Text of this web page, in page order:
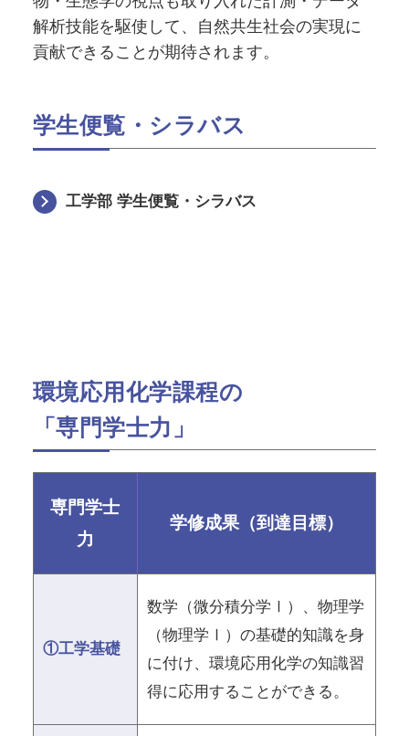
解析技能を駆使して、自然共生社会の実現に
貢献できることが期待されます。
学生便覧・シラバス
工学部 学生便覧・シラバス
環境応用化学課程の
「専門学士力」
専門学士
力
学修成果（到達目標）
①工学基礎
数学（微分積分学Ⅰ）、物理学
（物理学Ⅰ）の基礎的知識を身
に付け、環境応用化学の知識習
得に応用することができる。